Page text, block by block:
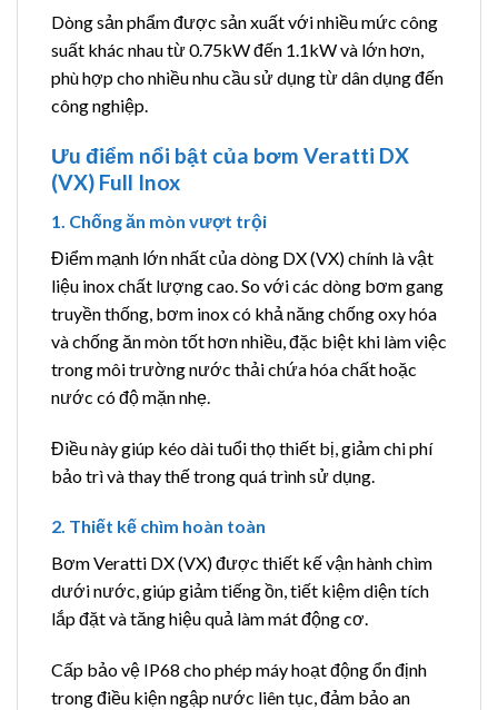
Dòng sản phẩm được sản xuất với nhiều mức công
suất khác nhau từ 0.75kW đến 1.1kW và lớn hơn,
phù hợp cho nhiều nhu cầu sử dụng từ dân dụng đến
công nghiệp.
Ưu điểm nổi bật của bơm Veratti DX
(VX) Full Inox
1. Chống ăn mòn vượt trội
Điểm mạnh lớn nhất của dòng DX (VX) chính là vật
liệu inox chất lượng cao. So với các dòng bơm gang
truyền thống, bơm inox có khả năng chống oxy hóa
và chống ăn mòn tốt hơn nhiều, đặc biệt khi làm việc
trong môi trường nước thải chứa hóa chất hoặc
nước có độ mặn nhẹ.
Điều này giúp kéo dài tuổi thọ thiết bị, giảm chi phí
bảo trì và thay thế trong quá trình sử dụng.
2. Thiết kế chìm hoàn toàn
Bơm Veratti DX (VX) được thiết kế vận hành chìm
dưới nước, giúp giảm tiếng ồn, tiết kiệm diện tích
lắp đặt và tăng hiệu quả làm mát động cơ.
Cấp bảo vệ IP68 cho phép máy hoạt động ổn định
trong điều kiện ngập nước liên tục, đảm bảo an